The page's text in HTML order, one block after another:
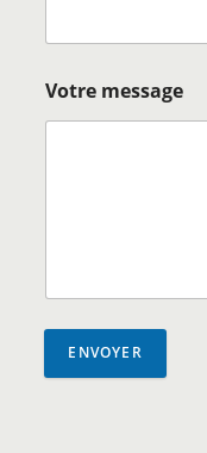
Votre message
ENVOYER